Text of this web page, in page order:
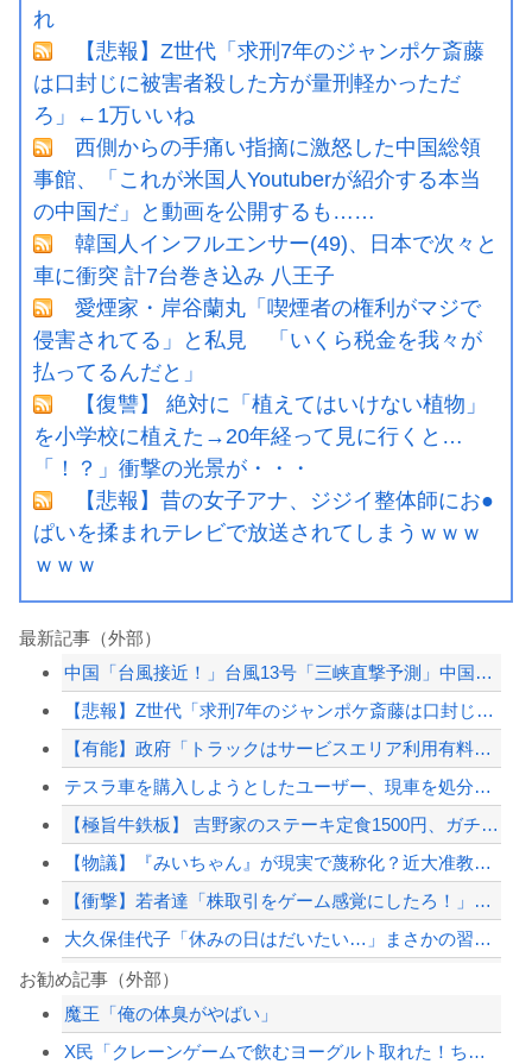
れ
【悲報】Z世代「求刑7年のジャンポケ斎藤
は口封じに被害者殺した方が量刑軽かっただ
ろ」←1万いいね
西側からの手痛い指摘に激怒した中国総領
事館、「これが米国人Youtuberが紹介する本当
の中国だ」と動画を公開するも……
韓国人インフルエンサー(49)、日本で次々と
車に衝突 計7台巻き込み 八王子
愛煙家・岸谷蘭丸「喫煙者の権利がマジで
侵害されてる」と私見 「いくら税金を我々が
払ってるんだと」
【復讐】 絶対に「植えてはいけない植物」
を小学校に植えた→20年経って見に行くと…
「！？」衝撃の光景が・・・
【悲報】昔の女子アナ、ジジイ整体師にお●
ぱいを揉まれテレビで放送されてしまうｗｗｗ
ｗｗｗ
最新記事（外部）
中国「台風接近！」台風13号「三峡直撃予測」中国「上流大洪水！（三峡上流」中国都...
【悲報】Z世代「求刑7年のジャンポケ斎藤は口封じに被害者殺した方が量刑軽かっただ...
【有能】政府「トラックはサービスエリア利用有料化すればサボらず走るし流問題解決じ...
テスラ車を購入しようとしたユーザー、現車を処分して代金を支払い、平日の納車日に予...
【極旨牛鉄板】 吉野家のステーキ定食1500円、ガチで美味そうｗｗｗ
【物議】『みいちゃん』が現実で蔑称化？近大准教授「文化芸術は人を傷つけてもよい。...
【衝撃】若者達「株取引をゲーム感覚にしたろ！」→結果
大久保佳代子「休みの日はだいたい…」まさかの習慣を暴露ｗｗｗ
【速報】外人の医療費未払いが多すぎたので病院が外人の治療を断るようになってしまう
お勧め記事（外部）
魔王「俺の体臭がやばい」
X民「クレーンゲームで飲むヨーグルト取れた！ちゃんと冷蔵庫で冷やされてたし問題な...